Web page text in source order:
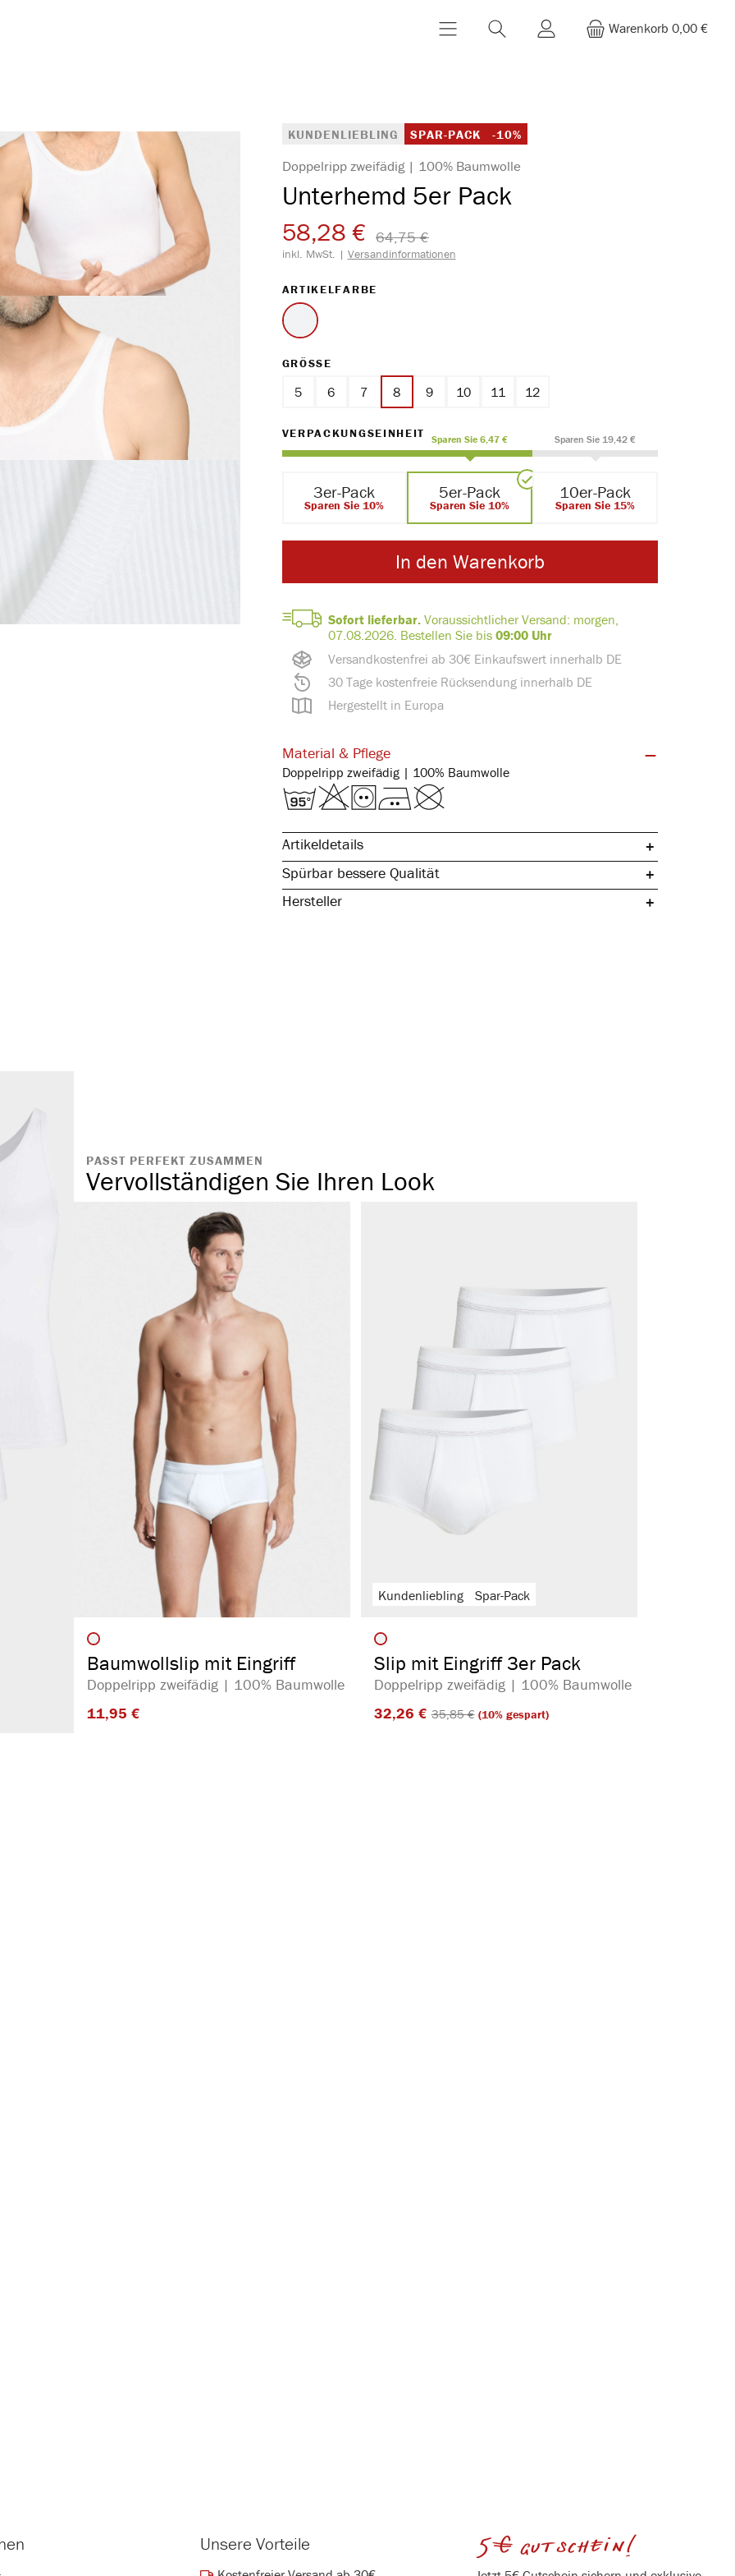
Warenkorb 0,00 €
Versandkostenfrei ab 30€ Einkaufswert innerhalb DE
30 Tage kostenfreie Rücksendung innerhalb DE
Hergestellt in Europa
KUNDENLIEBLING SPAR-PACK -10%
Doppelripp zweifädig | 100% Baumwolle
Unterhemd 5er Pack
58,28 € 64,75 €​
inkl. MwSt. | Versandinformationen
Sofort lieferbar.Voraussichtlicher Versand: morgen,
07.08.2026. Bestellen Sie bis 09:00 Uhr
ARTIKELFARBE
weiss
GRÖSSE
5 6 7 8 9 10 11 12
VERPACKUNGSEINHEIT Sparen Sie 6,47 € Sparen Sie 19,42 €
3er-Pack
Sparen Sie 10%
5er-Pack
Sparen Sie 10%
10er-Pack
Sparen Sie 15%
In den Warenkorb
Material & Pflege
Doppelripp zweifädig | 100% Baumwolle
Artikeldetails
Spürbar bessere Qualität
Hersteller
PASST PERFEKT ZUSAMMEN
Vervollständigen Sie Ihren Look
Artikelfarbe
Baumwollslip mit Eingriff
Doppelripp zweifädig | 100% Baumwolle
11,95 €​
Kundenliebling Spar-Pack
Artikelfarbe
Slip mit Eingriff 3er Pack
Doppelripp zweifädig | 100% Baumwolle
32,26 €​ 35,85 €​(10% gespart)
Unsere Vorteile 5€ gutschein!